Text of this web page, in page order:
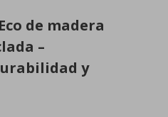
de madera
–
y